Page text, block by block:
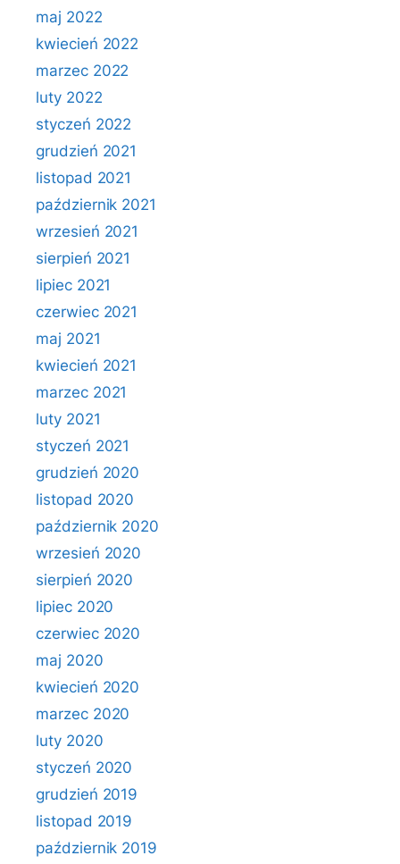
maj 2022
kwiecień 2022
marzec 2022
luty 2022
styczeń 2022
grudzień 2021
listopad 2021
październik 2021
wrzesień 2021
sierpień 2021
lipiec 2021
czerwiec 2021
maj 2021
kwiecień 2021
marzec 2021
luty 2021
styczeń 2021
grudzień 2020
listopad 2020
październik 2020
wrzesień 2020
sierpień 2020
lipiec 2020
czerwiec 2020
maj 2020
kwiecień 2020
marzec 2020
luty 2020
styczeń 2020
grudzień 2019
listopad 2019
październik 2019